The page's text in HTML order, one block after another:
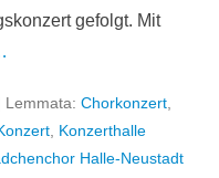
gefolgt. Mit
Lemmata: Chorkonzert
Konzerthalle
Halle-Neustadt